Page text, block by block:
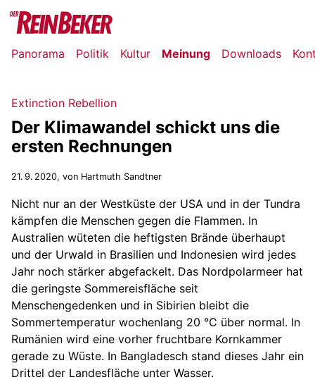
Panorama Politik Kultur Meinung Downloads
Extinction Rebellion
Der Klimawandel schickt uns die
ersten Rechnungen
21. 9. 2020, von Hartmuth Sandtner
Nicht nur an der Westküste der USA und in der Tundra
kämpfen die Menschen gegen die Flammen. In
Australien wüteten die heftigsten Brände überhaupt
und der Urwald in Brasilien und Indonesien wird jedes
Jahr noch stärker abgefackelt. Das Nordpolarmeer hat
die geringste Sommereisfläche seit
Menschengedenken und in Sibirien bleibt die
Sommertemperatur wochenlang 20 °C über normal. In
Rumänien wird eine vorher fruchtbare Kornkammer
gerade zu Wüste. In Bangladesch stand dieses Jahr ein
Drittel der Landesfläche unter Wasser.